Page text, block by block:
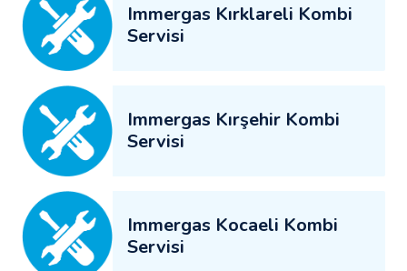
Immergas Kırklareli Kombi
Servisi
Immergas Kırşehir Kombi
Servisi
Immergas Kocaeli Kombi
Servisi